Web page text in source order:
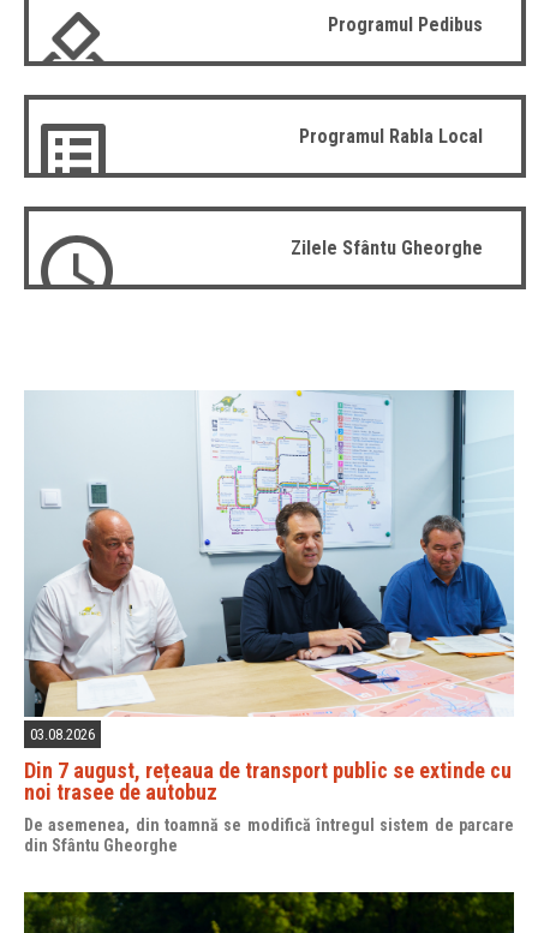
Programul Pedibus
Programul Rabla Local
Zilele Sfântu Gheorghe
03.08.2026
Din 7 august, rețeaua de transport public se extinde cu
noi trasee de autobuz
De asemenea, din toamnă se modifică întregul sistem de parcare
din Sfântu Gheorghe